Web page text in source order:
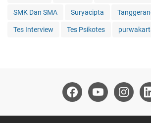
SMK Dan SMA Suryacipta
Tes Interview Tes Psikotes